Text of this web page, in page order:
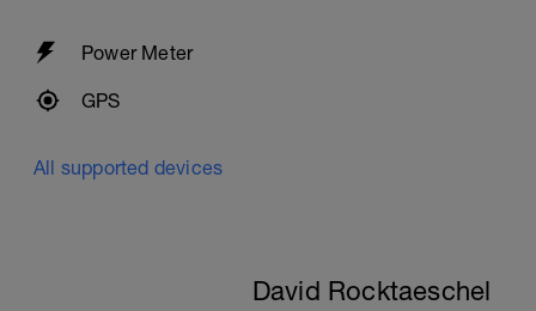
Power Meter
GPS
All supported devices
David Rocktaeschel